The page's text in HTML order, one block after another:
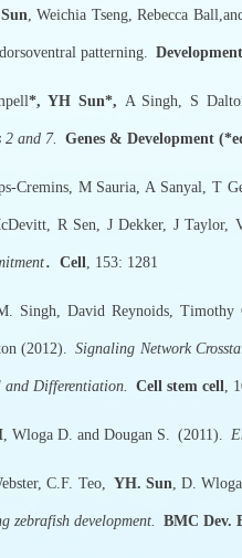
, Weichia Tseng, Rebecca
patterning.
*, YH Sun*, A Singh, S
2 and 7. Genes & Development
M Sauria, A Sanyal, T
R Sen, J Dekker, J Taylor,
． Cell, 153: 1281
David Reynoids, Timothy
(2012). Signaling Network
and Differentiation. Cell stem cell,
, Wloga D. and Dougan S. (2011).
C.F. Teo, YH. Sun, D.
zebrafish development. BMC Dev.